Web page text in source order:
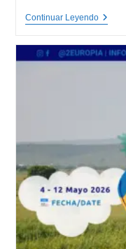
Continuar LeyendoEU